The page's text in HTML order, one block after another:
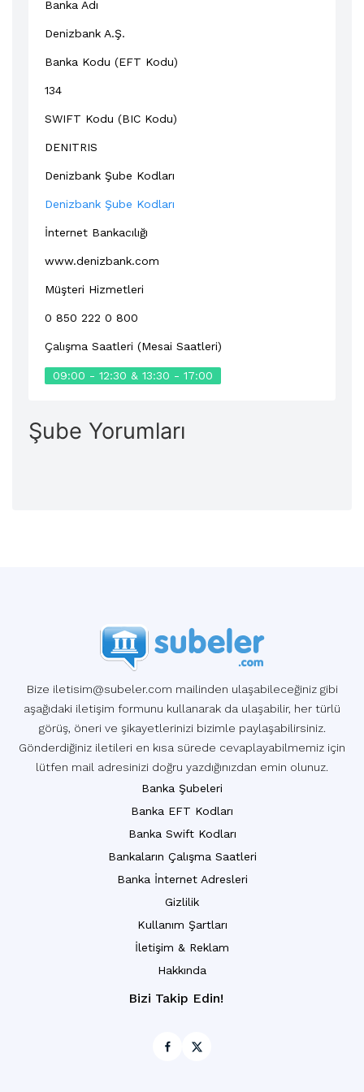
Banka Adı
Denizbank A.Ş.
Banka Kodu (EFT Kodu)
134
SWIFT Kodu (BIC Kodu)
DENITRIS
Denizbank Şube Kodları
Denizbank Şube Kodları
İnternet Bankacılığı
www.denizbank.com
Müşteri Hizmetleri
0 850 222 0 800
Çalışma Saatleri (Mesai Saatleri)
09:00 - 12:30 & 13:30 - 17:00
Şube Yorumları
Bize iletisim@subeler.com mailinden ulaşabileceğiniz gibi
aşağıdaki iletişim formunu kullanarak da ulaşabilir, her türlü
görüş, öneri ve şikayetlerinizi bizimle paylaşabilirsiniz.
Gönderdiğiniz iletileri en kısa sürede cevaplayabilmemiz için
lütfen mail adresinizi doğru yazdığınızdan emin olunuz.
Banka Şubeleri
Banka EFT Kodları
Banka Swift Kodları
Bankaların Çalışma Saatleri
Banka İnternet Adresleri
Gizlilik
Kullanım Şartları
İletişim & Reklam
Hakkında
Bizi Takip Edin!